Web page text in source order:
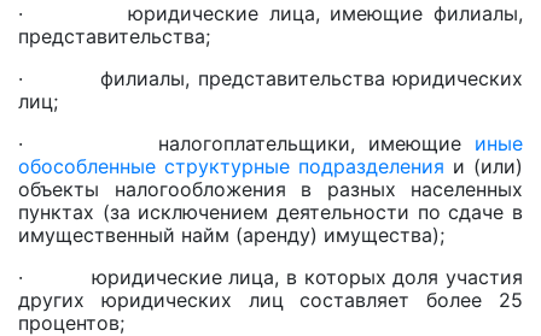
· юридические лица, имеющие филиалы,
представительства;
· филиалы, представительства юридических
лиц;
· налогоплательщики, имеющие иные
обособленные структурные подразделения и (или)
объекты налогообложения в разных населенных
пунктах (за исключением деятельности по сдаче в
имущественный найм (аренду) имущества);
· юридические лица, в которых доля участия
других юридических лиц составляет более 25
процентов;